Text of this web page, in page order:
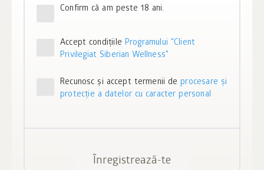
Confirm că am peste 18 ani.
Accept condiţiile Programului "Client
Privilegiat Siberian Wellness"
Recunosc și accept termenii deprocesare și
protecție a datelor cu caracter personal
Înregistrează-te